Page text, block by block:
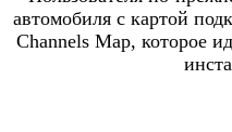
автомобиля с картой
Channels Map, которое